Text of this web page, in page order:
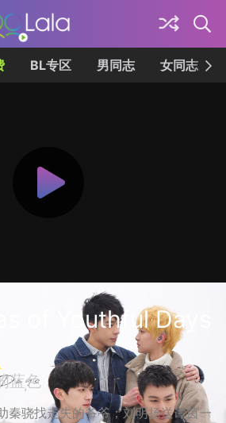
BL专区 男同志 女同志
of Youthful Days
蓝色
秦骁找走失的爷爷；刘明扬送谭茵一